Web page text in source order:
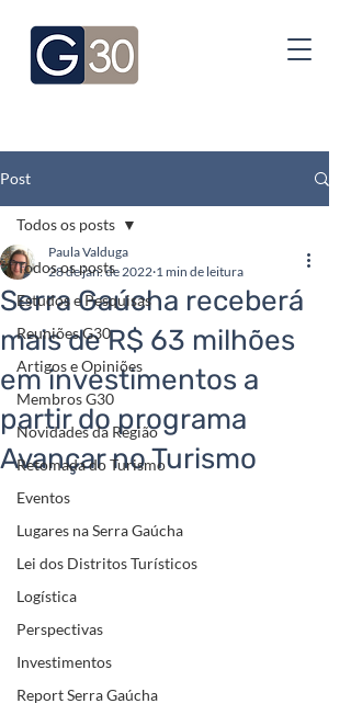
Post
Todos os posts
Estudos e Pesquisas
Reuniões G30
Artigos e Opiniões
Membros G30
Novidades da Região
Retomada do Turismo
Eventos
Lugares na Serra Gaúcha
Lei dos Distritos Turísticos
Logística
Perspectivas
Investimentos
Report Serra Gaúcha
Todos os posts
Serra Gaúcha receberá
mais de R$ 63 milhões
em investimentos a
partir do programa
Avançar no Turismo
Paula Valduga
28 de jan. de 2022 1 min de leitura